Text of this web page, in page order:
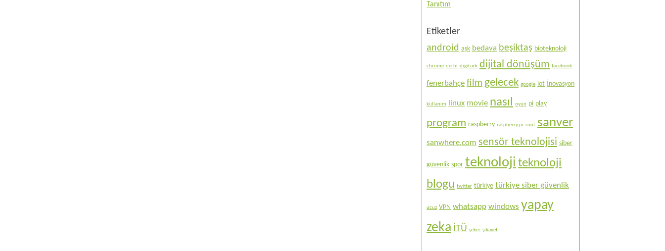
Tanıtım
Etiketler
android aşk bedava beşiktaş bioteknoloji
chrome derbi digiturk dijital dönüşüm facebook
fenerbahçe film gelecek google iot i̇novasyon
kullanım linux movie nasıl oyun pi play
program raspberry raspberry pi root sanver
sanwhere.com sensör teknolojisi siber
güvenlik spor teknoloji teknoloji
blogu twitter türkiye türkiye siber güvenlik
ucuz VPN whatsapp windows yapay
zeka İTÜ şeker şikayet